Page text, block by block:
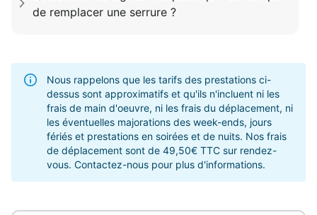
de remplacer une serrure ?
Nous rappelons que les tarifs des prestations ci-
dessus sont approximatifs et qu'ils n'incluent ni les
frais de main d'oeuvre, ni les frais du déplacement, ni
les éventuelles majorations des week-ends, jours
fériés et prestations en soirées et de nuits. Nos frais
de déplacement sont de 49,50€ TTC sur rendez-
vous. Contactez-nous pour plus d'informations.